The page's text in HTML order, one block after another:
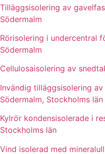
Tilläggsisolering av
Södermalm
Rörisolering i undercentral
Södermalm
Cellulosaisolering av
Invändig tilläggsisolering
Södermalm, Stockholms län
Kylrör kondensisolerade i
Stockholms län
Vind isolerad med